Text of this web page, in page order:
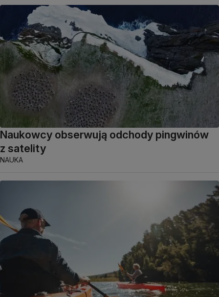
Naukowcy obserwują odchody pingwinów
z satelity
NAUKA